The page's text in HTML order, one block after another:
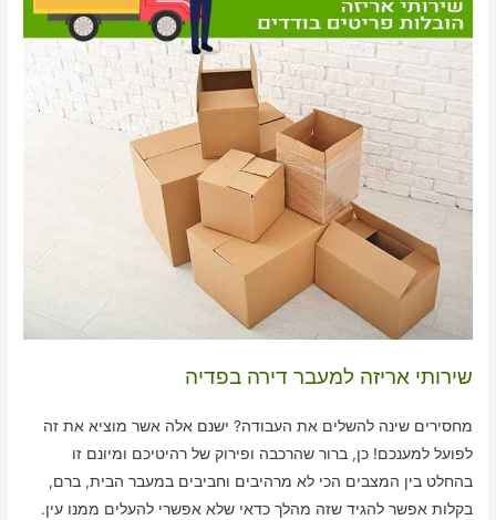
שירותי אריזה למעבר דירה בפדיה
מחסירים שינה להשלים את העבודה? ישנם אלה אשר מוציא את זה
לפועל למענכם! כן, ברור שהרכבה ופירוק של רהיטיכם ומיונם זו
בהחלט בין המצבים הכי לא מרהיבים וחביבים במעבר הבית, ברם,
בקלות אפשר להגיד שזה מהלך כדאי שלא אפשרי להעלים ממנו עין.